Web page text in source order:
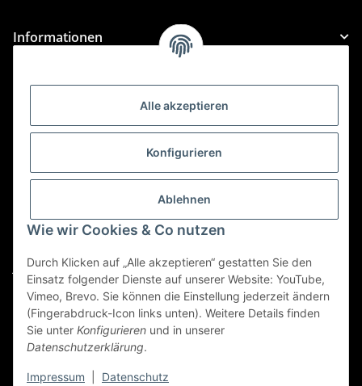
Alle akzeptieren
Konfigurieren
Ablehnen
Wie wir Cookies & Co nutzen
Durch Klicken auf „Alle akzeptieren“ gestatten Sie den
Einsatz folgender Dienste auf unserer Website: YouTube,
Vimeo, Brevo. Sie können die Einstellung jederzeit ändern
(Fingerabdruck-Icon links unten). Weitere Details finden
Sie unter Konfigurieren und in unserer
Datenschutzerklärung.
Impressum Datenschutz
Informationen
Gesetzliche Informationen
Kategorien
Für Custom Anfragen und Custom Bestellungen auch
custom@htr-shop.com
jersey@htr-shop.com
Für Teamwear Anfragen und Bestellungen
teamwear@htr-shop.com
Für Reklamationen und Retouren
reklamation@htr-shop.com